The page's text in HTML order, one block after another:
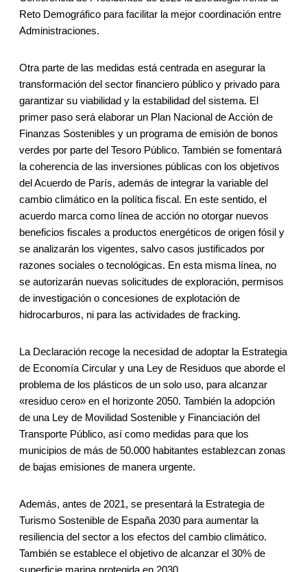
Reto Demográfico para facilitar la mejor coordinación entre
Administraciones.
Otra parte de las medidas está centrada en asegurar la
transformación del sector financiero público y privado para
garantizar su viabilidad y la estabilidad del sistema. El
primer paso será elaborar un Plan Nacional de Acción de
Finanzas Sostenibles y un programa de emisión de bonos
verdes por parte del Tesoro Público. También se fomentará
la coherencia de las inversiones públicas con los objetivos
del Acuerdo de París, además de integrar la variable del
cambio climático en la política fiscal. En este sentido, el
acuerdo marca como línea de acción no otorgar nuevos
beneficios fiscales a productos energéticos de origen fósil y
se analizarán los vigentes, salvo casos justificados por
razones sociales o tecnológicas. En esta misma línea, no
se autorizarán nuevas solicitudes de exploración, permisos
de investigación o concesiones de explotación de
hidrocarburos, ni para las actividades de fracking.
La Declaración recoge la necesidad de adoptar la Estrategia
de Economía Circular y una Ley de Residuos que aborde el
problema de los plásticos de un solo uso, para alcanzar
«residuo cero» en el horizonte 2050. También la adopción
de una Ley de Movilidad Sostenible y Financiación del
Transporte Público, así como medidas para que los
municipios de más de 50.000 habitantes establezcan zonas
de bajas emisiones de manera urgente.
Además, antes de 2021, se presentará la Estrategia de
Turismo Sostenible de España 2030 para aumentar la
resiliencia del sector a los efectos del cambio climático.
También se establece el objetivo de alcanzar el 30% de
superficie marina protegida en 2030.